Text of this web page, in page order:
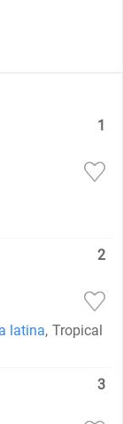
1
2
latina, Tropical
3